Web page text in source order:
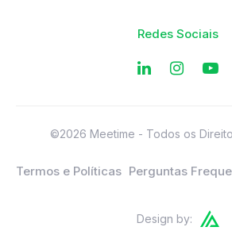
Redes Sociais
©2026 Meetime - Todos os
Termos e Políticas Perguntas
Design by: